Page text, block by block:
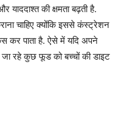
याददाश्त की क्षमता बढ़ती है.
चाहिए क्योंकि इससे कंस्ट्रेशन
कर पाता है. ऐसे में यदि अपने
जा रहे कुछ फूड को बच्चों की डाइट